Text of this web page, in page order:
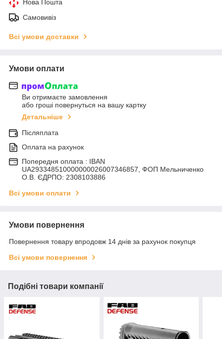
Нова Пошта
Самовивіз
Всі умови доставки
Умови оплати
Ви отримаєте замовлення
або гроші повернуться на вашу картку
Детальніше
Післяплата
Оплата на рахунок
Попередня оплата : IBAN
UA293348510000000026007346857, ФОП Мельниченко
О.В. ЄДРПО: 2308103886
Всі умови оплати
Умови повернення
Повернення товару впродовж 14 днів за рахунок покупця
Всі умови повернення
Подібні товари компанії